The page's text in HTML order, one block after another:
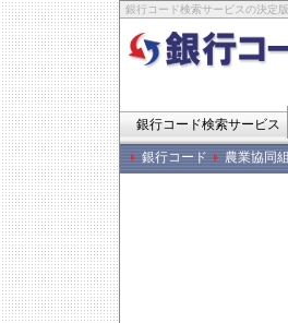
銀行コード検索サービスの決定
銀行コード検索サービス
銀行コード 農業協同